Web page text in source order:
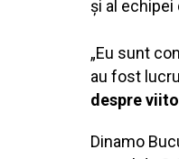
și al echipei
„Eu sunt
au fost
despre
Dinamo